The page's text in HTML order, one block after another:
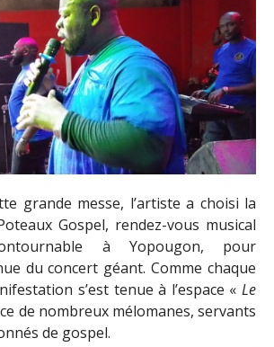
grande messe, l’artiste a choisi la
Gospel, rendez-vous musical
à Yopougon, pour
du concert géant. Comme chaque
s’est tenue à l’espace « Le
de nombreux mélomanes, servants
de gospel.